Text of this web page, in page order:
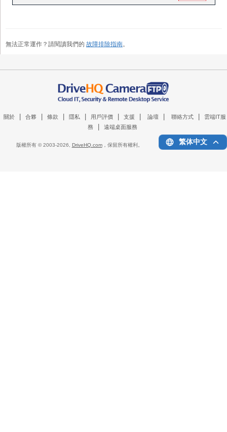
無法正常運作？請閱讀我們的 故障排除指南。
關於 合夥 條款 隱私 用戶評價 支援 論壇 聯絡方式
雲端IT服
務
遠端桌面服務
版權所有 © 2003-2026, DriveHQ.com，保留所有權利。 繁体中文